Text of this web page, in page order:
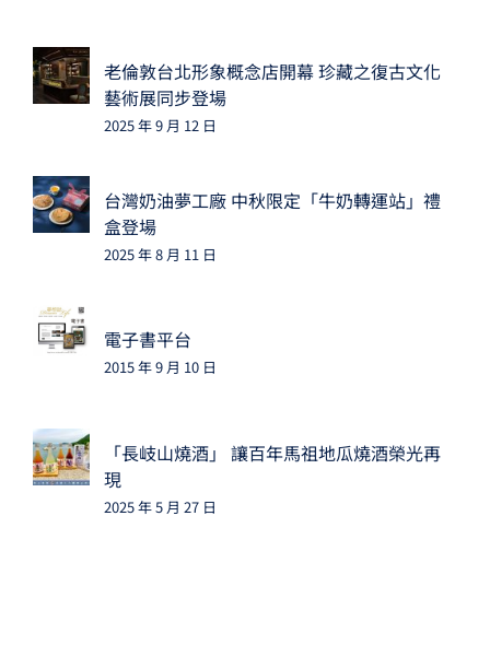
老倫敦台北形象概念店開幕 珍藏之復古文化
藝術展同步登場
2025 年 9 月 12 日
台灣奶油夢工廠 中秋限定「牛奶轉運站」禮
盒登場
2025 年 8 月 11 日
電子書平台
2015 年 9 月 10 日
「長岐山燒酒」 讓百年馬祖地瓜燒酒榮光再
現
2025 年 5 月 27 日